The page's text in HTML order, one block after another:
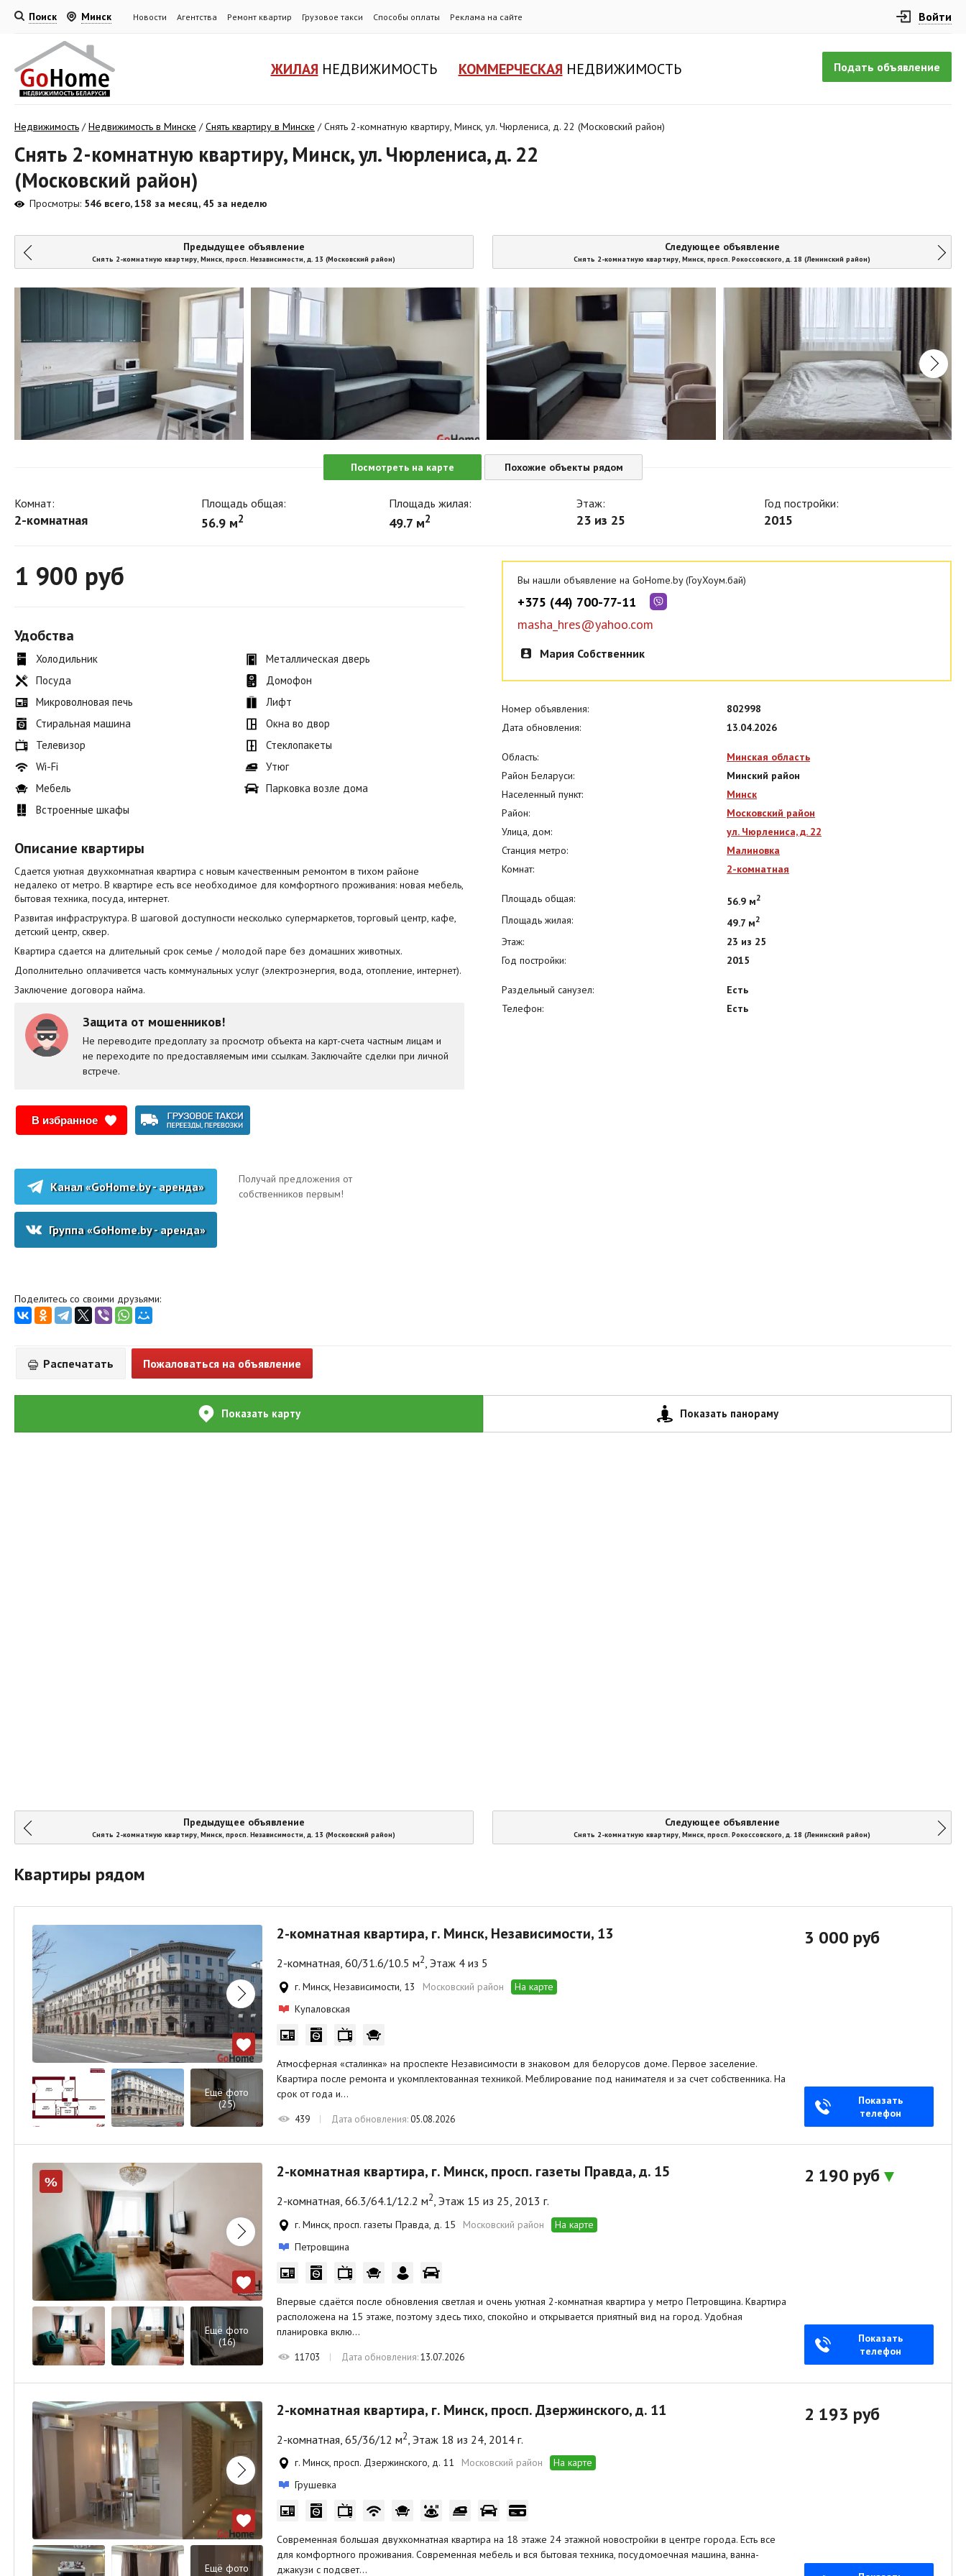
Поиск Минск Новости Агентства Ремонт квартир Грузовое такси Способы оплаты Реклама на сайте Войти
Подать объявление
ЖИЛАЯ НЕДВИЖИМОСТЬ КОММЕРЧЕСКАЯ НЕДВИЖИМОСТЬ
Недвижимость /Недвижимость в Минске /Снять квартиру в Минске /Снять 2-комнатную квартиру, Минск, ул. Чюрлениса, д. 22 (Московский район)
Снять 2-комнатную квартиру, Минск, ул. Чюрлениса, д. 22
(Московский район)
Просмотры: 546 всего, 158 за месяц, 45 за неделю
Предыдущее объявление
Снять 2-комнатную квартиру, Минск, просп. Независимости, д. 13 (Московский район)
Следующее объявление
Снять 2-комнатную квартиру, Минск, просп. Рокоссовского, д. 18 (Ленинский район)
Посмотреть на карте Похожие объекты рядом
Комнат:
2-комнатная
Площадь общая:
56.9 м2
Площадь жилая:
49.7 м2
Этаж:
23 из 25
Год постройки:
2015
1 900 руб
Удобства
Холодильник
Посуда
Микроволновая печь
Стиральная машина
Телевизор
Wi-Fi
Мебель
Встроенные шкафы
Металлическая дверь
Домофон
Лифт
Окна во двор
Стеклопакеты
Утюг
Парковка возле дома
Описание квартиры
Сдается уютная двухкомнатная квартира с новым качественным ремонтом в тихом районе
недалеко от метро. В квартире есть все необходимое для комфортного проживания: новая мебель,
бытовая техника, посуда, интернет.
Развитая инфраструктура. В шаговой доступности несколько супермаркетов, торговый центр, кафе,
детский центр, сквер.
Квартира сдается на длительный срок семье / молодой паре без домашних животных.
Дополнительно оплачивется часть коммунальных услуг (электроэнергия, вода, отопление, интернет).
Заключение договора найма.
Защита от мошенников!
Не переводите предоплату за просмотр объекта на карт-счета частным лицам и
не переходите по предоставляемым ими ссылкам. Заключайте сделки при личной
встрече.
В избранное
Канал «GoHome.by - аренда»
Получай предложения от
собственников первым!
Группа «GoHome.by - аренда»
Вы нашли объявление на GoHome.by (ГоуХоум.бай)
+375 (44) 700-77-11
masha_hres@yahoo.com
Мария Собственник
Номер объявления:
802998
Дата обновления:
13.04.2026
Область:
Минская область
Район Беларуси:
Минский район
Населенный пункт:
Минск
Район:
Московский район
Улица, дом:
ул. Чюрлениса, д. 22
Станция метро:
Малиновка
Комнат:
2-комнатная
Площадь общая: 56.9 м2
Площадь жилая: 49.7 м2
Этаж:
23 из 25
Год постройки:
2015
Раздельный санузел:
Есть
Телефон:
Есть
Поделитесь со своими друзьями:
Распечатать Пожаловаться на объявление
Показать карту Показать панораму
Предыдущее объявление
Снять 2-комнатную квартиру, Минск, просп. Независимости, д. 13 (Московский район)
Следующее объявление
Снять 2-комнатную квартиру, Минск, просп. Рокоссовского, д. 18 (Ленинский район)
Квартиры рядом
Ещё фото
(25)
2-комнатная квартира, г. Минск, Независимости, 13
2-комнатная, 60/31.6/10.5 м2, Этаж 4 из 5
г. Минск, Независимости, 13 Московский район
На карте
Купаловская
Атмосферная «сталинка» на проспекте Независимости в знаковом для белорусов доме. Первое заселение.
Квартира после ремонта и укомплектованная техникой. Меблирование под нанимателя и за счет собственника. На
срок от года и…
439 Дата обновления:05.08.2026
3 000 руб
Показать
телефон
%
Ещё фото
(16)
2-комнатная квартира, г. Минск, просп. газеты Правда, д. 15
2-комнатная, 66.3/64.1/12.2 м2, Этаж 15 из 25, 2013 г.
г. Минск, просп. газеты Правда, д. 15 Московский район
На карте
Петровщина
Впервые сдаётся после обновления светлая и очень уютная 2-комнатная квартира у метро Петровщина. Квартира
расположена на 15 этаже, поэтому здесь тихо, спокойно и открывается приятный вид на город. Удобная
планировка вклю…
11703 Дата обновления:13.07.2026
2 190 руб
Показать
телефон
Ещё фото
2-комнатная квартира, г. Минск, просп. Дзержинского, д. 11
2-комнатная, 65/36/12 м2 , Этаж 18 из 24, 2014 г.
г. Минск, просп. Дзержинского, д. 11 Московский район
На карте
Грушевка
Современная большая двухкомнатная квартира на 18 этаже 24 этажной новостройки в центре города. Есть все
для комфортного проживания. Современная мебель и вся бытовая техника, посудомоечная машина, ванна-
джакузи с подсвет…
2 193 руб